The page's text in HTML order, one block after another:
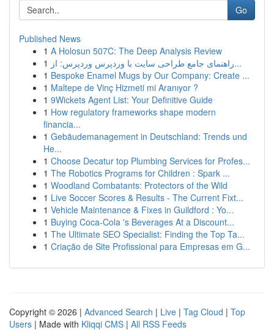
Go
Published News
1 A Holosun 507C: The Deep Analysis Review
1
راهنمای جامع طراحی سایت با وردپرس وردپرس: از...
1 Bespoke Enamel Mugs by Our Company: Create ...
1 Maltepe de Vinç Hizmeti mi Aranıyor ?
1 9Wickets Agent List: Your Definitive Guide
1 How regulatory frameworks shape modern
financia...
1 Gebäudemanagement in Deutschland: Trends und
He...
1 Choose Decatur top Plumbing Services for Profes...
1 The Robotics Programs for Children : Spark ...
1 Woodland Combatants: Protectors of the Wild
1 Live Soccer Scores & Results - The Current Fixt...
1 Vehicle Maintenance & Fixes in Guildford : Yo...
1 Buying Coca-Cola 's Beverages At a Discount...
1 The Ultimate SEO Specialist: Finding the Top Ta...
1 Criação de Site Profissional para Empresas em G...
Copyright © 2026 | Advanced Search | Live | Tag Cloud | Top
Users | Made with Kliqqi CMS | All RSS Feeds